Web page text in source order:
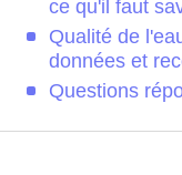
ce qu'il faut
Qualité de
données et
Questions